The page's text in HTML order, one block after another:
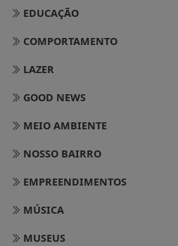
EDUCAÇÃO
COMPORTAMENTO
LAZER
GOOD NEWS
MEIO AMBIENTE
NOSSO BAIRRO
EMPREENDIMENTOS
MÚSICA
MUSEUS